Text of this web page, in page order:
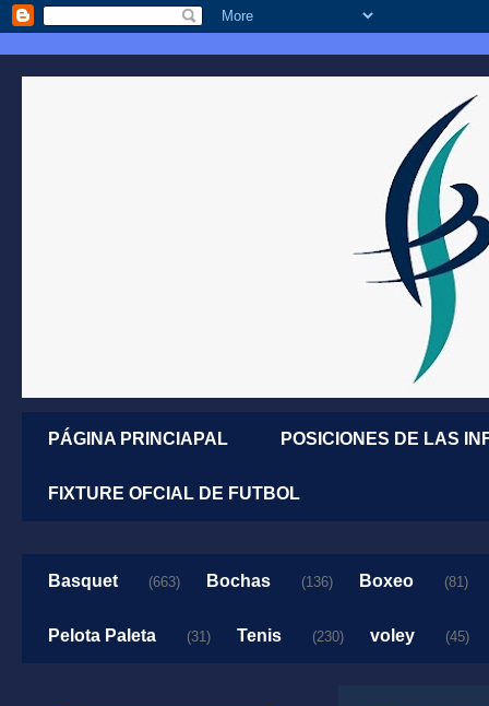
PÁGINA PRINCIAPAL POSICIONES DE LAS
FIXTURE OFCIAL DE FUTBOL
Basquet (663) Bochas (136) Boxeo (81)
Pelota Paleta (31) Tenis (230) voley (45)